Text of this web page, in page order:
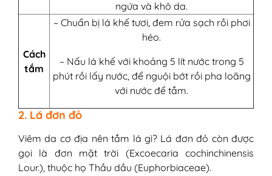
ngứa và khô da.
Cách
tắm
– Chuẩn bị lá khế tươi, đem rửa sạch rồi phơi
héo.
– Nấu lá khế với khoảng 5 lít nước trong 5
phút rồi lấy nước, để nguội bớt rồi pha loãng
với nước để tắm.
2. Lá đơn đỏ
Viêm da cơ địa nên tắm lá gì? Lá đơn đỏ còn được
gọi là đơn mặt trời (Excoecaria cochinchinensis
Lour.), thuộc họ Thầu dầu (Euphorbiaceae).